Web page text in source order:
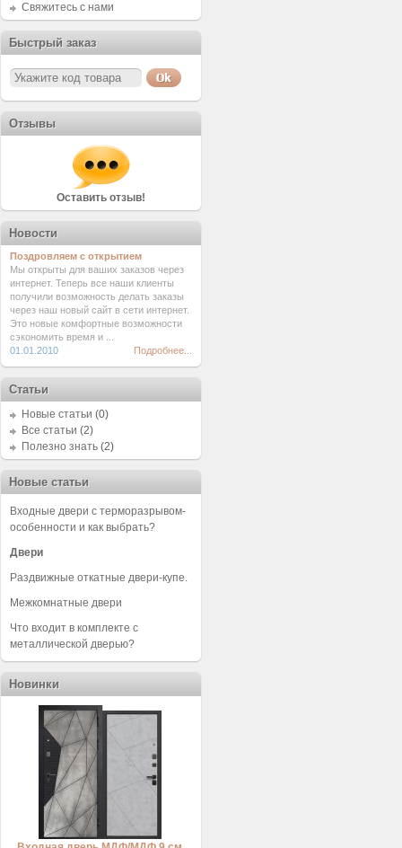
Свяжитесь с нами
Быстрый заказ
Отзывы
Оставить отзыв!
Новости
Поздровляем с открытием
Мы открыты для ваших заказов через
интернет. Теперь все наши клиенты
получили возможность делать заказы
через наш новый сайт в сети интернет.
Это новые комфортные возможности
сэкономить время и ...
01.01.2010
Подробнее...
Статьи
Новые статьи (0)
Все статьи (2)
Полезно знать (2)
Новые статьи
Входные двери с терморазрывом-
особенности и как выбрать?
Двери
Раздвижные откатные двери-купе.
Межкомнатные двери
Что входит в комплекте с
металлической дверью?
Новинки